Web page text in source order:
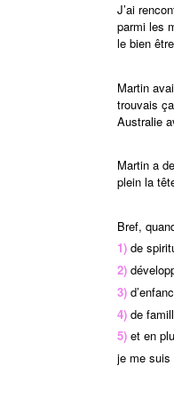
J’ai
parmi les
le bien
Martin
trouvais
Australie
Martin a
plein la
Bref,
1) de
2)
3)
4) de
5) et en
je me suis